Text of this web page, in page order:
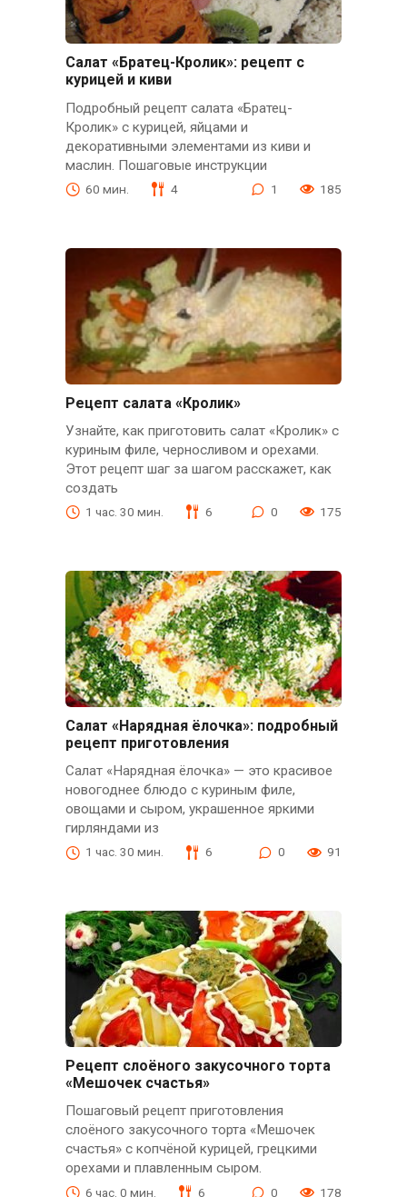
Салат «Братец-Кролик»: рецепт с
курицей и киви
Подробный рецепт салата «Братец-
Кролик» с курицей, яйцами и
декоративными элементами из киви и
маслин. Пошаговые инструкции
60 мин. 4 1 185
Рецепт салата «Кролик»
Узнайте, как приготовить салат «Кролик» с
куриным филе, черносливом и орехами.
Этот рецепт шаг за шагом расскажет, как
создать
1 час. 30 мин. 6 0 175
Салат «Нарядная ёлочка»: подробный
рецепт приготовления
Салат «Нарядная ёлочка» — это красивое
новогоднее блюдо с куриным филе,
овощами и сыром, украшенное яркими
гирляндами из
1 час. 30 мин. 6 0 91
Рецепт слоёного закусочного торта
«Мешочек счастья»
Пошаговый рецепт приготовления
слоёного закусочного торта «Мешочек
счастья» с копчёной курицей, грецкими
орехами и плавленным сыром.
6 час. 0 мин. 6 0 178